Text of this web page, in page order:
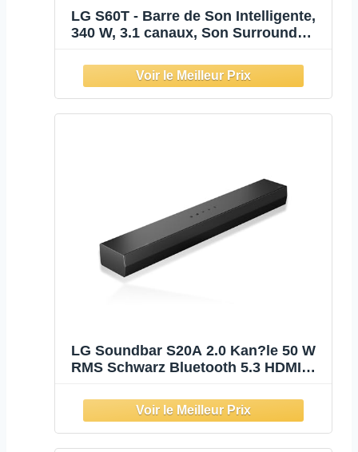
LG S60T - Barre de Son Intelligente,
340 W, 3.1 canaux, Son Surround
connectivité, HDMI, Bluetooth, USB,
entrée Optique, Noir
LG Soundbar S20A 2.0 Kan?le 50 W
RMS Schwarz Bluetooth 5.3 HDMI